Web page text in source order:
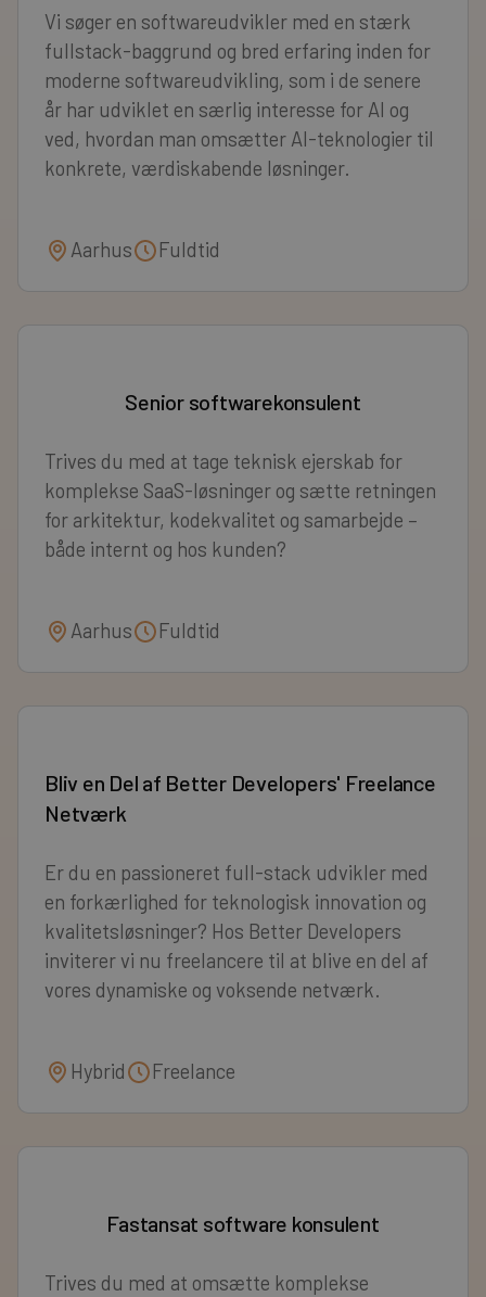
Vi søger en softwareudvikler med en stærk
fullstack-baggrund og bred erfaring inden for
moderne softwareudvikling, som i de senere
år har udviklet en særlig interesse for AI og
ved, hvordan man omsætter AI-teknologier til
konkrete, værdiskabende løsninger.
Aarhus Fuldtid
Senior softwarekonsulent
Trives du med at tage teknisk ejerskab for
komplekse SaaS-løsninger og sætte retningen
for arkitektur, kodekvalitet og samarbejde –
både internt og hos kunden?
Aarhus Fuldtid
Bliv en Del af Better Developers' Freelance
Netværk
Er du en passioneret full-stack udvikler med
en forkærlighed for teknologisk innovation og
kvalitetsløsninger? Hos Better Developers
inviterer vi nu freelancere til at blive en del af
vores dynamiske og voksende netværk.
Hybrid Freelance
Fastansat software konsulent
Trives du med at omsætte komplekse